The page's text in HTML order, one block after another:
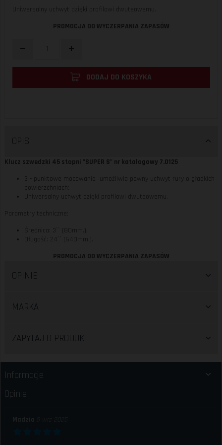
Uniwersalny uchwyt dzięki profilowi dwuteowemu.
PROMOCJA DO WYCZERPANIA ZAPASÓW
DODAJ DO KOSZYKA
OPIS
Klucz szwedzki 45 stopni "SUPER S" nr katalogowy 7.0125
3 - punktowe mocowanie umożliwia pewny uchwyt rury o gładkich
powierzchniach;
Uniwersalny uchwyt dzięki profilowi dwuteowemu.
Parametry techniczne:
Średnica: 3`` (80mm.);
Długość: 24`` (640mm.).
PROMOCJA DO WYCZERPANIA ZAPASÓW
OPINIE
MARKA
ZAPYTAJ O PRODUKT
Informacje
Opinie